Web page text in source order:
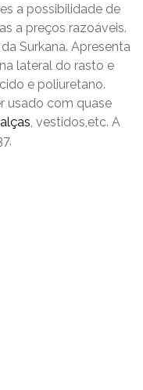
a possibilidade de
a preços razoáveis.
Surkana. Apresenta
lateral do rasto e
e poliuretano.
usado com quase
, vestidos,etc. A